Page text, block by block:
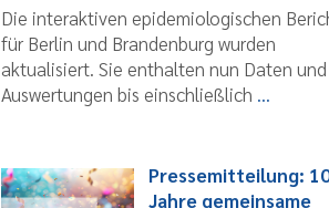
Die interaktiven epidemiologischen
für Berlin und Brandenburg wurden
aktualisiert. Sie enthalten nun Daten und
Auswertungen bis einschließlich ...
Pressemitteilung:
Jahre gemeinsame